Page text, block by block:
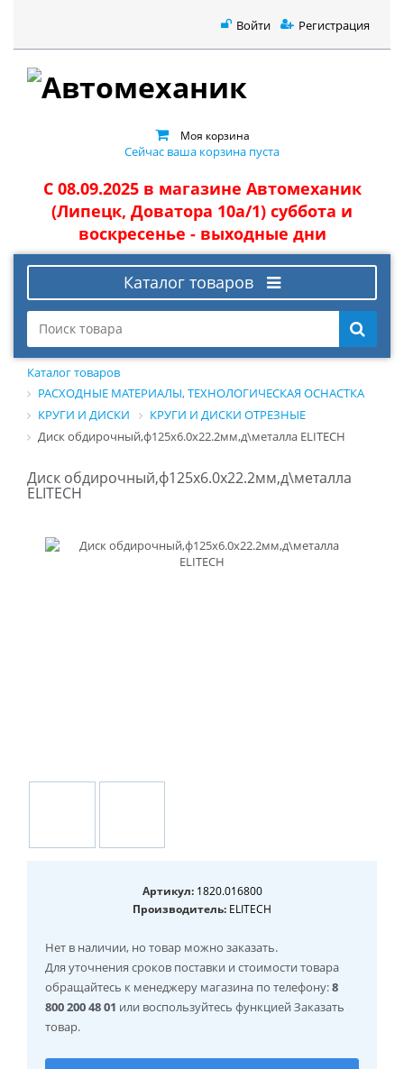
Войти Регистрация
Моя корзина
Сейчас ваша корзина пуста
С 08.09.2025 в магазине Автомеханик
(Липецк, Доватора 10а/1) суббота и
воскресенье - выходные дни
Каталог товаров
Каталог товаров
РАСХОДНЫЕ МАТЕРИАЛЫ, ТЕХНОЛОГИЧЕСКАЯ ОСНАСТКА
КРУГИ И ДИСКИ
КРУГИ И ДИСКИ ОТРЕЗНЫЕ
Диск обдирочный,ф125х6.0х22.2мм,д\металла ELITECH
Диск обдирочный,ф125х6.0х22.2мм,д\металла
ELITECH
Артикул:1820.016800
Производитель: ELITECH
Нет в наличии, но товар можно заказать.
Для уточнения сроков поставки и стоимости товара
обращайтесь к менеджеру магазина по телефону:8
800 200 48 01 или воспользуйтесь функцией Заказать
товар.